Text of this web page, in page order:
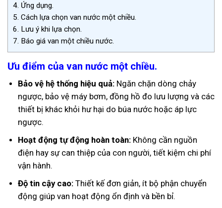
4. Ứng dụng.
5. Cách lựa chọn van nước một chiều.
6. Lưu ý khi lựa chọn.
7. Báo giá van một chiều nước.
Ưu điểm của van nước một chiều.
Bảo vệ hệ thống hiệu quả:Ngăn chặn dòng chảy
ngược, bảo vệ máy bơm, đồng hồ đo lưu lượng và các
thiết bị khác khỏi hư hại do búa nước hoặc áp lực
ngược.
Hoạt động tự động hoàn toàn:Không cần nguồn
điện hay sự can thiệp của con người, tiết kiệm chi phí
vận hành.
Độ tin cậy cao:Thiết kế đơn giản, ít bộ phận chuyển
động giúp van hoạt động ổn định và bền bỉ.